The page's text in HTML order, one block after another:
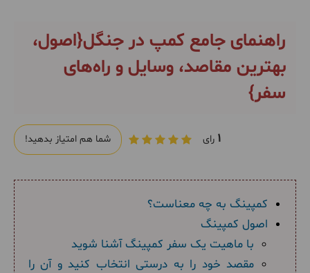
راهنمای جامع کمپ در جنگل{اصول،
بهترین مقاصد، وسایل و راه‌های
سفر}
1 رای شما هم امتیاز بدهید!
کمپینگ به چه معناست؟
اصول کمپینگ
با ماهیت یک سفر کمپینگ آشنا شوید
مقصد خود را به درستی انتخاب کنید و آن را